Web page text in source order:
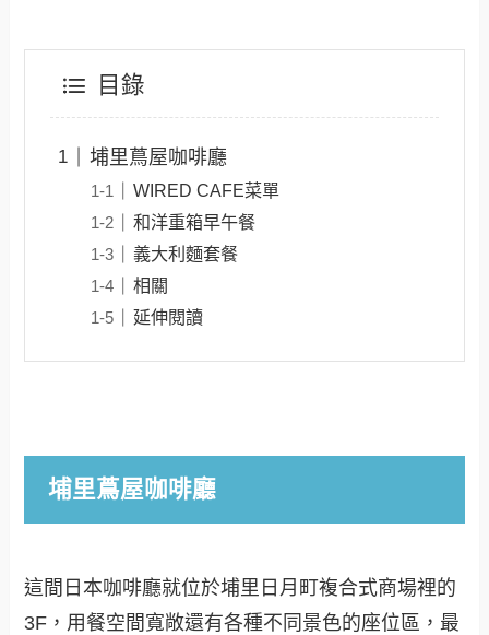
目錄
埔里蔦屋咖啡廳
WIRED CAFE菜單
和洋重箱早午餐
義大利麵套餐
相關
延伸閱讀
埔里蔦屋咖啡廳
這間日本咖啡廳就位於埔里日月町複合式商場裡的
3F，用餐空間寬敞還有各種不同景色的座位區，最